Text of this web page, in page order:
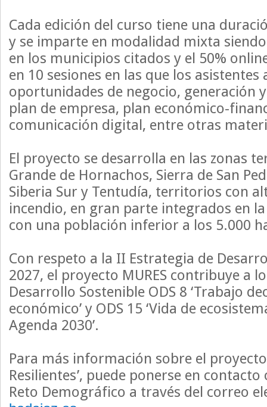
Cada edición del curso tiene una
y se imparte en modalidad mixta
en los municipios citados y el 50%
en 10 sesiones en las que los
oportunidades de negocio, generación
plan de empresa, plan económico-
comunicación digital, entre otras
El proyecto se desarrolla en las zonas
Grande de Hornachos, Sierra de San
Siberia Sur y Tentudía, territorios con
incendio, en gran parte integrados en
con una población inferior a los 5.000
Con respeto a la II Estrategia de
2027, el proyecto MURES contribuye a
Desarrollo Sostenible ODS 8 ‘Trabajo
económico’ y ODS 15 ‘Vida de
Agenda 2030’.
Para más información sobre el proyecto
Resilientes’, puede ponerse en contacto
Reto Demográfico a través del correo